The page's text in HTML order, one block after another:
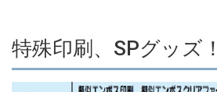
特殊印刷、SPグッズ！